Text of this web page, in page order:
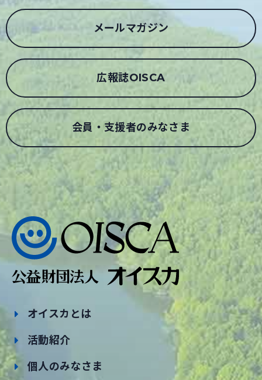
メールマガジン
広報誌OISCA
会員・支援者のみなさま
オイスカとは
活動紹介
個人のみなさま